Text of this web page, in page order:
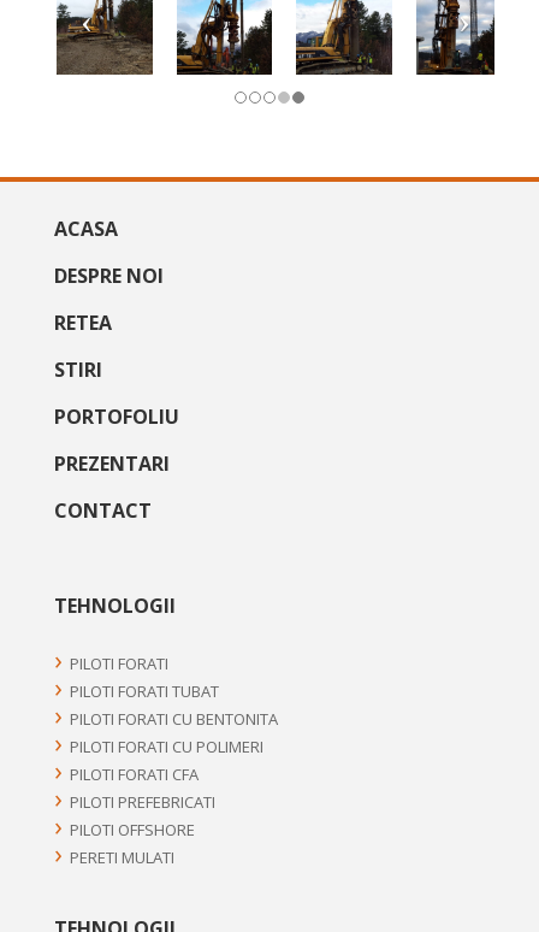
ACASA
DESPRE NOI
RETEA
STIRI
PORTOFOLIU
PREZENTARI
CONTACT
TEHNOLOGII
PILOTI FORATI
PILOTI FORATI TUBAT
PILOTI FORATI CU BENTONITA
PILOTI FORATI CU POLIMERI
PILOTI FORATI CFA
PILOTI PREFEBRICATI
PILOTI OFFSHORE
PERETI MULATI